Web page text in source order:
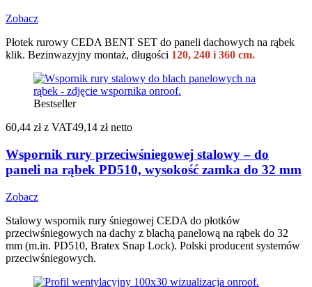
Zobacz
Płotek rurowy CEDA BENT SET do paneli dachowych na rąbek
klik. Bezinwazyjny montaż, długości 120, 240 i 360 cm.
Bestseller
60,44 zł z VAT49,14 zł netto
Wspornik rury przeciwśniegowej stalowy – do
paneli na rąbek PD510, wysokość zamka do 32 mm
Zobacz
Stalowy wspornik rury śniegowej CEDA do płotków
przeciwśniegowych na dachy z blachą panelową na rąbek do 32
mm (m.in. PD510, Bratex Snap Lock). Polski producent systemów
przeciwśniegowych.